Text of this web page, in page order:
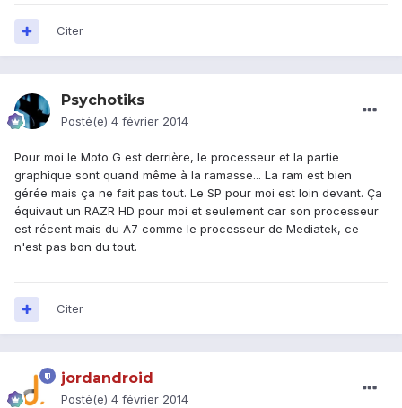
Citer
Psychotiks
Posté(e) 4 février 2014
Pour moi le Moto G est derrière, le processeur et la partie
graphique sont quand même à la ramasse... La ram est bien
gérée mais ça ne fait pas tout. Le SP pour moi est loin devant. Ça
équivaut un RAZR HD pour moi et seulement car son processeur
est récent mais du A7 comme le processeur de Mediatek, ce
n'est pas bon du tout.
Citer
jordandroid
Posté(e) 4 février 2014